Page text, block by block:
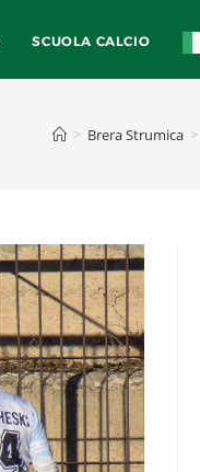
SCUOLA CALCIO
> Brera Strumica >